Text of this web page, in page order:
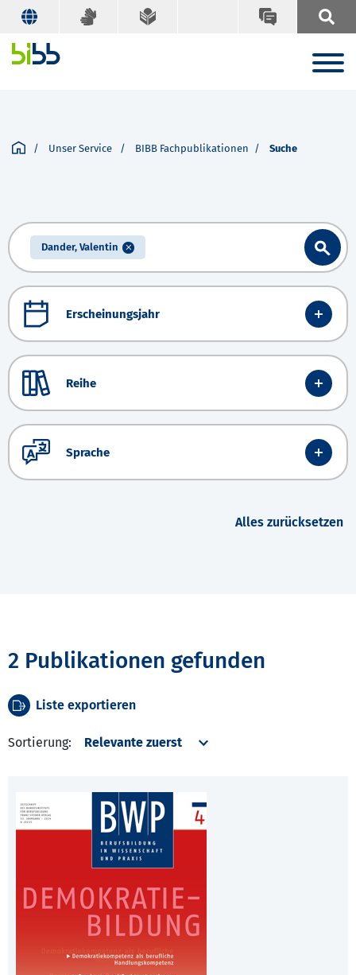
Unser Service BIBB Fachpublikationen Suche
Dander, Valentin
Erscheinungsjahr
Reihe
Sprache
Alles zurücksetzen
2 Publikationen gefunden
Liste exportieren
Sortierung: